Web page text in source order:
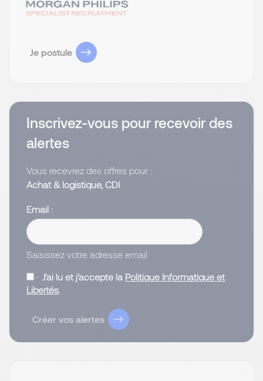
Je postule
Inscrivez-vous pour recevoir des
alertes
Vous recevrez des offres pour :
Achat & logistique, CDI
Email
Saisissez votre adresse email
J’ai lu et j’accepte la Politique Informatique et
Libertés.
Créer vos alertes